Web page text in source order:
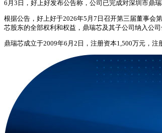
6月3日，好上好发布公告称，公司已完成对深圳市鼎
根据公告，好上好于2026年5月7日召开第三届董事会
芯股东的全部权利和权益，鼎瑞芯及其子公司纳入公司
鼎瑞芯成立于2009年6月2日，注册资本1,500万元，